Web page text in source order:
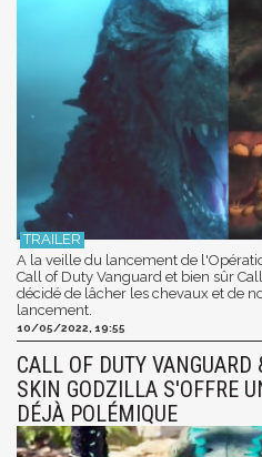
A la veille du lancement de
Call of Duty Vanguard et bien sûr
décidé de lâcher les chevaux et de
lancement.
10/05/2022, 19:55
CALL OF DUTY
SKIN GODZILLA S'OFFRE
DÉJÀ POLÉMIQUE